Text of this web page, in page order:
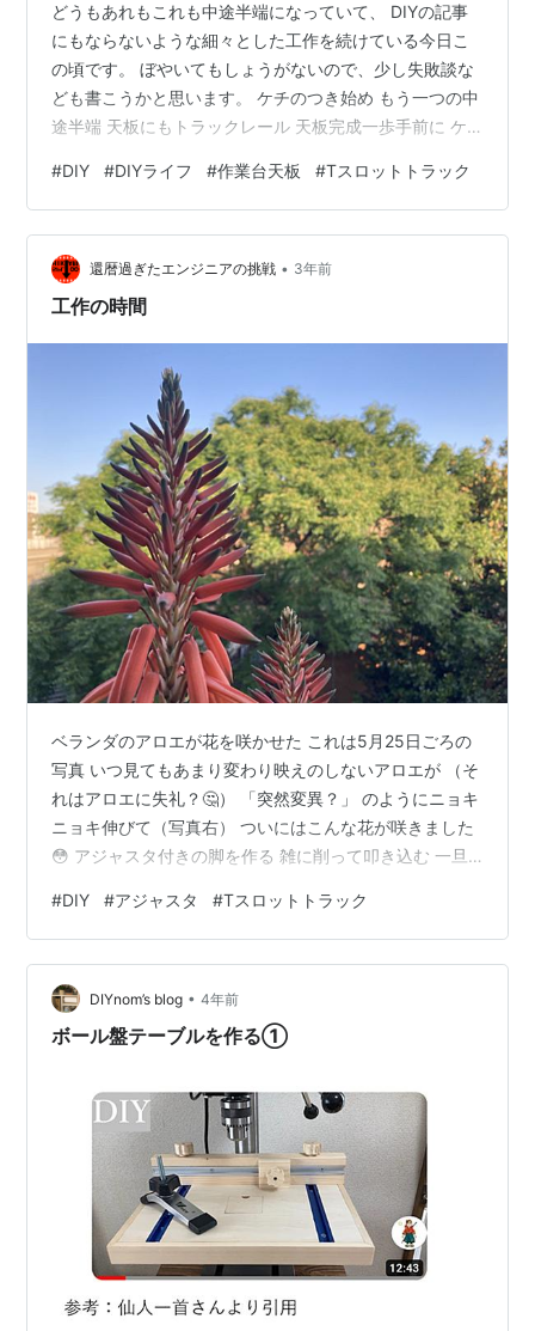
どうもあれもこれも中途半端になっていて、 DIYの記事
にもならないような細々とした工作を続けている今日こ
の頃です。 ぼやいてもしょうがないので、少し失敗談な
ども書こうかと思います。 ケチのつき始め もう一つの中
途半端 天板にもトラックレール 天板完成一歩手前に ケ
ー用の治具。 blog.yutenji.biz 気合を入れて作った割に
は、イマイチな治具で参りました。 他人のYoutubeなど
を見て、 「おっ、便利そう。使えそう」 と思って、ほと
んど何も考えずに短絡的に真似して作った結果、 なんの
ことはない、 トリマーのベースプレートが干渉してそ…
#DIY #DIYライフ #作業台天板 #Tスロットトラック
還暦過ぎたエンジニアの挑戦 • 3年前
工作の時間
ベランダのアロエが花を咲かせた これは5月25日ごろの
写真 いつ見てもあまり変わり映えのしないアロエが （そ
れはアロエに失礼？🤔） 「突然変異？」 のようにニョキ
ニョキ伸びて（写真右） ついにはこんな花が咲きました
😳 アジャスタ付きの脚を作る 雑に削って叩き込む 一旦
る そんな日曜日ですが、 DIYerとしては 何か工作をした
いんですよね。 で、 今日はアジャスタ付きの脚を作って
みました。 DIYで、椅子やテーブルを作った時の4本脚っ
て 難しいですよね、長さを揃えるのが。 そんな時にバラ
ンスさせるのに便利そうな脚を作ろうと思いました。 …
#DIY #アジャスタ #Tスロットトラック
DIYnom’s blog • 4年前
ボール盤テーブルを作る①